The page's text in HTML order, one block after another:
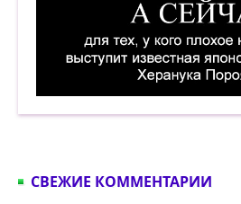
А сейчас для тех, у кого
СВЕЖИЕ КОММЕНТАРИИ